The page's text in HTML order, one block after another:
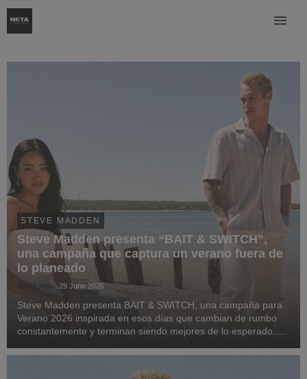
STEVE MADDEN
Steve Madden presenta “BAIT & SWITCH”,
una campaña que captura un verano fuera de
lo planeado
Saúl Lomelí 29 June 2026
Steve Madden presenta BAIT & SWITCH, una campaña para
Verano 2026 inspirada en esos días que cambian de rumbo
constantemente y terminan siendo mejores de lo esperado.
transforman sobre la marcha, la campaña retrata...